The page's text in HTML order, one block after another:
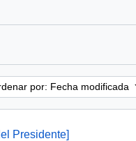
por: Fecha modificada
Presidente]